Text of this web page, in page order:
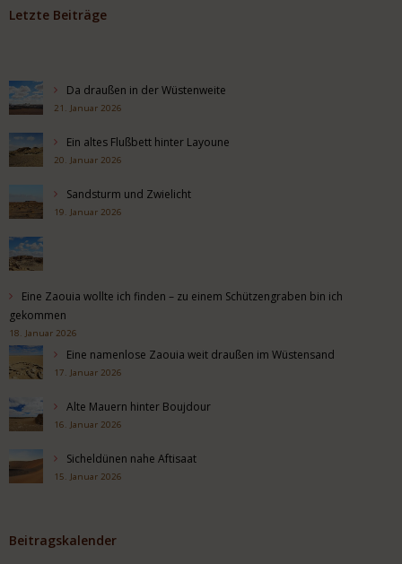
Letzte Beiträge
Da draußen in der Wüstenweite
21. Januar 2026
Ein altes Flußbett hinter Layoune
20. Januar 2026
Sandsturm und Zwielicht
19. Januar 2026
Eine Zaouia wollte ich finden – zu einem Schützengraben bin ich
gekommen
18. Januar 2026
Eine namenlose Zaouia weit draußen im Wüstensand
17. Januar 2026
Alte Mauern hinter Boujdour
16. Januar 2026
Sicheldünen nahe Aftisaat
15. Januar 2026
Beitragskalender